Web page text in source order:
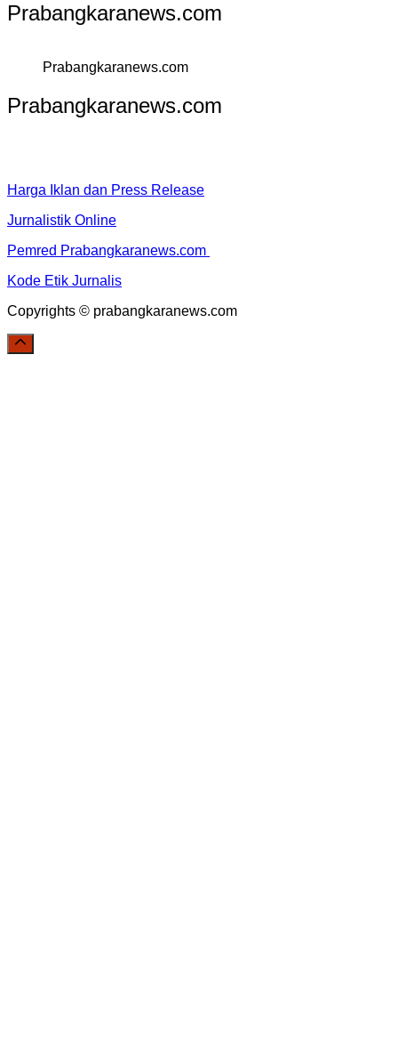
Prabangkaranews.com
Prabangkaranews.com
Prabangkaranews.com
Harga Iklan dan Press Release
Jurnalistik Online
Pemred Prabangkaranews.com
Kode Etik Jurnalis
Copyrights © prabangkaranews.com